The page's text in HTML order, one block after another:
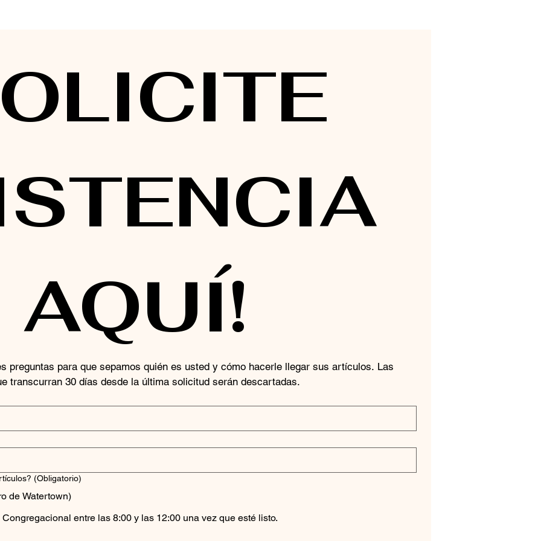
AQUÍ!
preguntas para que sepamos quién es usted y cómo hacerle llegar sus artículos. Las
transcurran 30 días desde la última solicitud serán descartadas.
(Obligatorio)
de Watertown)
entre las 8:00 y las 12:00 una vez que esté listo.